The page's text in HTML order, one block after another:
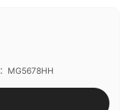
MG5678HH